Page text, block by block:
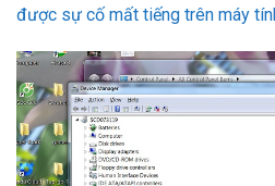
được sự cố mất tiếng trên máy